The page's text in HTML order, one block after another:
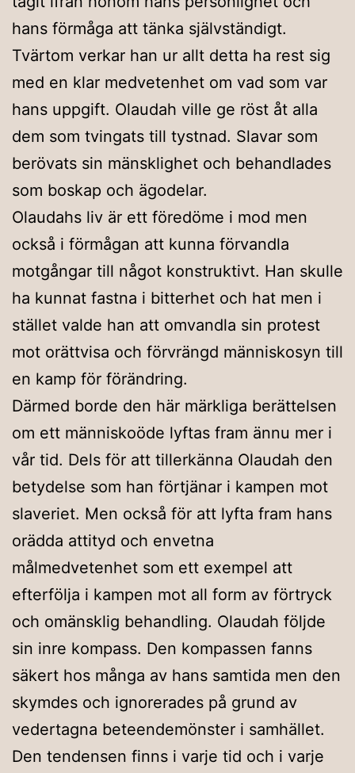
hans förmåga att tänka självständigt.
Tvärtom verkar han ur allt detta ha rest sig
med en klar medvetenhet om vad som var
hans uppgift. Olaudah ville ge röst åt alla
dem som tvingats till tystnad. Slavar som
berövats sin mänsklighet och behandlades
som boskap och ägodelar.
Olaudahs liv är ett föredöme i mod men
också i förmågan att kunna förvandla
motgångar till något konstruktivt. Han skulle
ha kunnat fastna i bitterhet och hat men i
stället valde han att omvandla sin protest
mot orättvisa och förvrängd människosyn till
en kamp för förändring.
Därmed borde den här märkliga berättelsen
om ett människoöde lyftas fram ännu mer i
vår tid. Dels för att tillerkänna Olaudah den
betydelse som han förtjänar i kampen mot
slaveriet. Men också för att lyfta fram hans
orädda attityd och envetna
målmedvetenhet som ett exempel att
efterfölja i kampen mot all form av förtryck
och omänsklig behandling. Olaudah följde
sin inre kompass. Den kompassen fanns
säkert hos många av hans samtida men den
skymdes och ignorerades på grund av
vedertagna beteendemönster i samhället.
Den tendensen finns i varje tid och i varje